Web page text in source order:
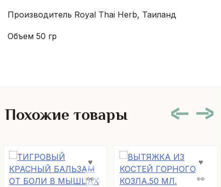
Производитель Royal Thai Herb, Таиланд
Объем 50 гр
Похожие товары